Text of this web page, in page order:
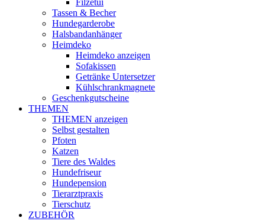
Filzetui
Tassen & Becher
Hundegarderobe
Halsbandanhänger
Heimdeko
Heimdeko anzeigen
Sofakissen
Getränke Untersetzer
Kühlschrankmagnete
Geschenkgutscheine
THEMEN
THEMEN anzeigen
Selbst gestalten
Pfoten
Katzen
Tiere des Waldes
Hundefriseur
Hundepension
Tierarztpraxis
Tierschutz
ZUBEHÖR